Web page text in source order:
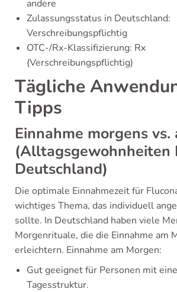
andere
Zulassungsstatus in Deutschland:
Verschreibungspflichtig
OTC-/Rx-Klassifizierung: Rx
(Verschreibungspflichtig)
Tägliche
Tipps
Einnahme morgens vs.
(Alltagsgewohnheiten
Deutschland)
Die optimale Einnahmezeit für
wichtiges Thema, das individuell
sollte. In Deutschland haben viele
Morgenrituale, die die Einnahme am
erleichtern. Einnahme am Morgen:
Gut geeignet für Personen mit
Tagesstruktur.